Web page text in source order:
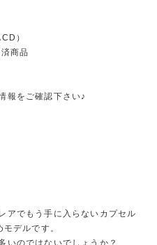
）
商品
報をご確認下さい♪
アでもう手に入らないカプセル
デルです。
いのではないでしょうか？